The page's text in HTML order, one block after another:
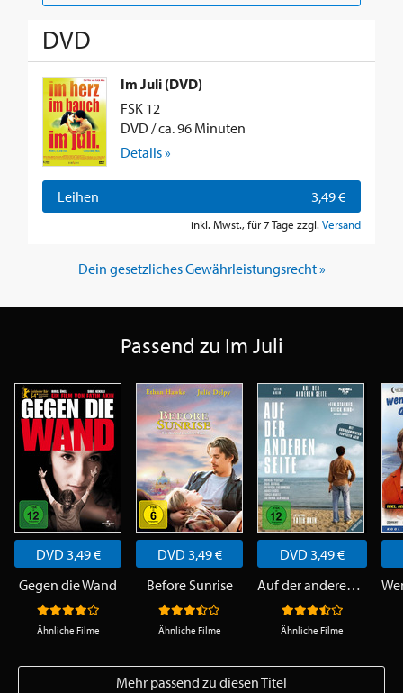
DVD
Im Juli (DVD)
FSK 12
DVD / ca. 96 Minuten
Details »
Leihen 3,49 €
inkl. Mwst., für 7 Tage zzgl. Versand
Dein gesetzliches Gewährleistungsrecht »
Passend zu Im Juli
DVD 3,49 €
Gegen die Wand
Ähnliche Filme
DVD 3,49 €
Before Sunrise
Ähnliche Filme
DVD 3,49 €
Auf der anderen Seite
Ähnliche Filme
Mehr passend zu diesen Titel